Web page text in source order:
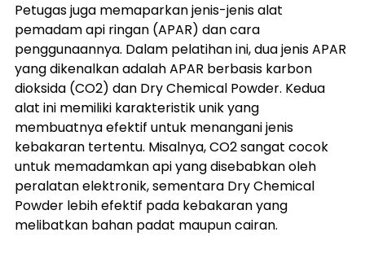
Petugas juga memaparkan jenis-jenis alat
pemadam api ringan (APAR) dan cara
penggunaannya. Dalam pelatihan ini, dua jenis APAR
yang dikenalkan adalah APAR berbasis karbon
dioksida (CO2) dan Dry Chemical Powder. Kedua
alat ini memiliki karakteristik unik yang
membuatnya efektif untuk menangani jenis
kebakaran tertentu. Misalnya, CO2 sangat cocok
untuk memadamkan api yang disebabkan oleh
peralatan elektronik, sementara Dry Chemical
Powder lebih efektif pada kebakaran yang
melibatkan bahan padat maupun cairan.